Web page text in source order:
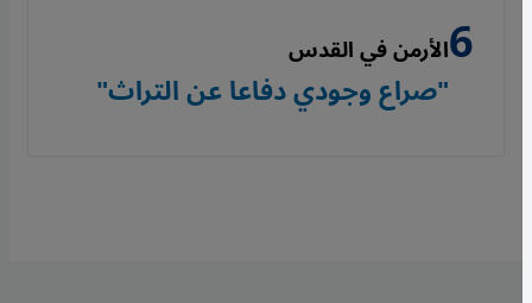
الأرمن في القدس
"صراع وجودي دفاعا عن التراث"